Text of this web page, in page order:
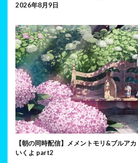
2026年8月9日
【朝の同時配信】メメントモリ&ブルア
いくよ part2